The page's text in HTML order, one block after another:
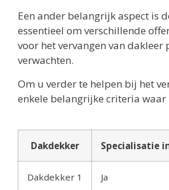
Een ander belangrijk aspect is
essentieel om verschillende
voor het vervangen van
verwachten.
Om u verder te helpen bij het
enkele belangrijke criteria
Dakdekker Specialisatie
Dakdekker 1 Ja